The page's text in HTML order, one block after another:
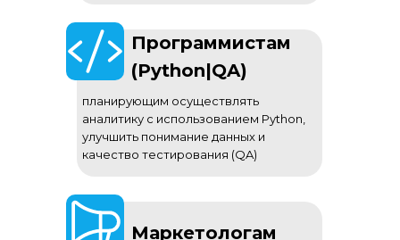
Программистам
(Python|QA)
планирующим осуществлять
аналитику с использованием Python,
улучшить понимание данных и
качество тестирования (QA)
Маркетологам